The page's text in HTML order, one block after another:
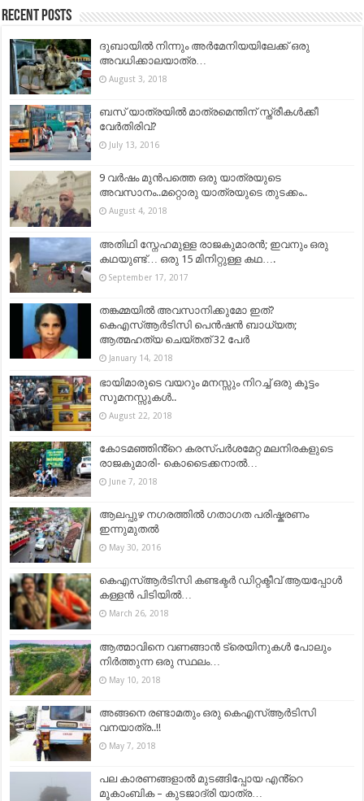
Recent Posts
ദുബായിൽ നിന്നും അർമേനിയയിലേക്ക് ഒരു
അവധിക്കാലയാത്ര…
August 3, 2018
ബസ് യാത്രയില്‍ മാത്രമെന്തിന് സ്ത്രീകള്‍ക്കീ
വേര്‍തിരിവ്?
July 13, 2016
9 വർഷം മുൻപത്തെ ഒരു യാത്രയുടെ
അവസാനം..മറ്റൊരു യാത്രയുടെ തുടക്കം..
August 4, 2018
അതിഥി സ്നേഹമുള്ള രാജകുമാരൻ; ഇവനും ഒരു
കഥയുണ്ട്… ഒരു 15 മിനിറ്റുള്ള കഥ….
September 17, 2017
തങ്കമ്മയില്‍ അവസാനിക്കുമോ ഇത്?
കെഎസ്ആര്‍ടിസി പെന്‍ഷന്‍ ബാധ്യത;
ആത്മഹത്യ ചെയ്തത് 32 പേര്‍
January 14, 2018
ഭായിമാരുടെ വയറും മനസ്സും നിറച്ച് ഒരു കൂട്ടം
സുമനസ്സുകൾ..
August 22, 2018
കോടമഞ്ഞിൻ്റെ കരസ്പർശമേറ്റ മലനിരകളുടെ
രാജകുമാരി- കൊടൈക്കനാൽ…
June 7, 2018
ആലപ്പുഴ നഗരത്തിൽ ഗതാഗത പരിഷ്കരണം
ഇന്നുമുതൽ
May 30, 2016
കെഎസ്ആര്‍ടിസി കണ്ടക്ടര്‍ ഡിറ്റക്ടീവ് ആയപ്പോള്‍
കള്ളന്‍ പിടിയില്‍…
March 26, 2018
ആത്മാവിനെ വണങ്ങാൻ ട്രെയിനുകള്‍ പോലും
നിർത്തുന്ന ഒരു സ്ഥലം…
May 10, 2018
അങ്ങനെ രണ്ടാമതും ഒരു കെഎസ്ആർടിസി
വനയാത്ര..!!
May 7, 2018
പല കാരണങ്ങളാൽ മുടങ്ങിപ്പോയ എൻ്റെ
മൂകാംബിക – കുടജാദ്രി യാത്ര…